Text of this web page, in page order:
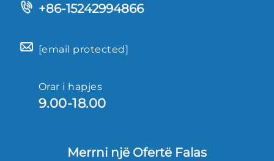
+86-15242994866
[email protected]
Orar i hapjes
9.00-18.00
Merrni një Ofertë Falas